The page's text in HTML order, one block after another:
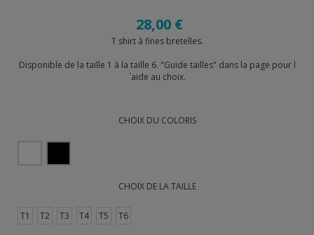
28,00 €
T shirt à fines bretelles.
Disponible de la taille 1 à la taille 6. "Guide tailles" dans la page pour l
´aide au choix.
CHOIX DU COLORIS
CHOIX DE LA TAILLE
T1 T2 T3 T4 T5 T6